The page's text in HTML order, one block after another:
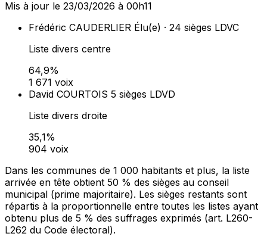
Mis à jour le 23/03/2026 à 00h11
Frédéric CAUDERLIER Élu(e) · 24 sièges LDVC
Liste divers centre
64,9%
1 671 voix
David COURTOIS 5 sièges LDVD
Liste divers droite
35,1%
904 voix
Dans les communes de 1 000 habitants et plus, la liste
arrivée en tête obtient 50 % des sièges au conseil
municipal (prime majoritaire). Les sièges restants sont
répartis à la proportionnelle entre toutes les listes ayant
obtenu plus de 5 % des suffrages exprimés (art. L260-
L262 du Code électoral).